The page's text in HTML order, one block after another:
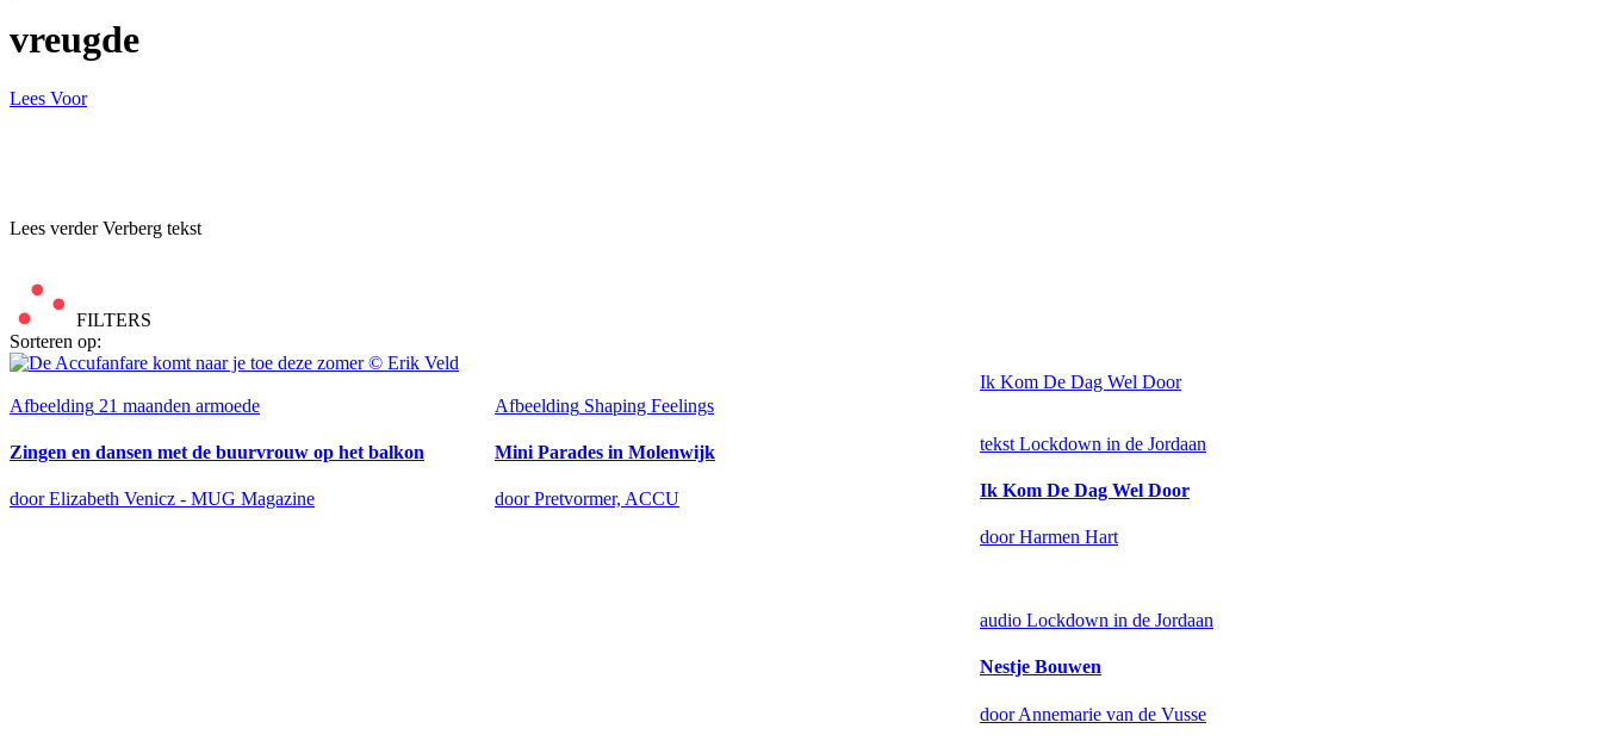
vreugde
Lees Voor
Lees verderVerberg tekst
FILTERS
Sorteren op:
Afbeelding 21 maanden armoede
Zingen en dansen met de buurvrouw op het balkon
door Elizabeth Venicz - MUG Magazine
Afbeelding Shaping Feelings
Mini Parades in Molenwijk
door Pretvormer, ACCU
Ik Kom De Dag Wel Door
tekst Lockdown in de Jordaan
Ik Kom De Dag Wel Door
door Harmen Hart
audio Lockdown in de Jordaan
Nestje Bouwen
door Annemarie van de Vusse